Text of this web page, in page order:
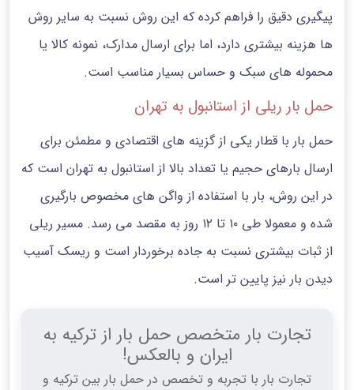
پیگیری دقیق را فراهم کرده‌ که این روش نسبت به سایر روش
ها هزینه بیشتری دارد، اما برای ارسال مدارک، نمونه کالا یا
محموله های سبک و حساس بسیار مناسب است.
حمل بار ریلی از استانبول به تهران
حمل بار با قطار یکی از گزینه های اقتصادی و مطمئن برای
ارسال بارهای حجیم یا تعداد بالا از استانبول به تهران است که
در این روش، بار با استفاده از واگن های مخصوص بارگیری
شده و معمولا طی ۱۰ تا ۱۲ روز به مقصد می رسد. مسیر ریلی
از ثبات بیشتری نسبت به جاده برخوردار است و ریسک آسیب
دیدن بار نیز پایین تر است.
تجارت بار متخصص حمل بار از ترکیه به
ایران و بالعکس!
تجارت بار با تجربه و تخصص در حمل بار بین ترکیه و